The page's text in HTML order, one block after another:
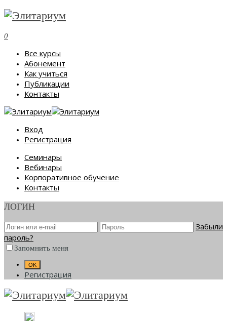
0
Все курсы
Абонемент
Как учиться
Публикации
Контакты
Вход
Регистрация
Семинары
Вебинары
Корпоративное обучение
Контакты
ЛОГИН
Забыли
пароль?
Запомнить меня
Регистрация